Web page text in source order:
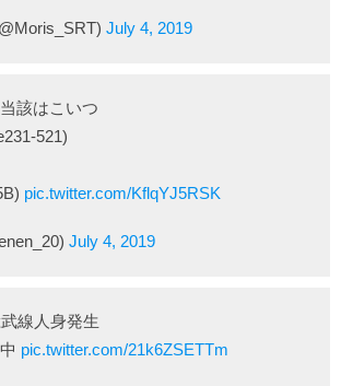
July 4, 2019
該はこいつ
521)
pic.twitter.com/KflqYJ5RSK
July 4, 2019
線人身発生
pic.twitter.com/21k6ZSETTm